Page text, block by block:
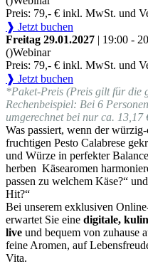
Preis: 79,- € inkl. MwSt. und
❱ Jetzt buchen
Freitag 29.01.2027 | 19:00 -
()Webinar
Preis: 79,- € inkl. MwSt. und
❱ Jetzt buchen
*Paket-Preis (Preis gilt für die
Rechenbeispiel: Bei 6
umgerechnet bei nur ca. 13,17
Was passiert, wenn der
fruchtigen Pesto Calabrese
und Würze in perfekter
herben Käsearomen
passen zu welchem Käse?“
Hit?“
Bei unserem exklusiven
erwartet Sie eine digitale,
live und bequem von zuhause
feine Aromen, auf
Vita.